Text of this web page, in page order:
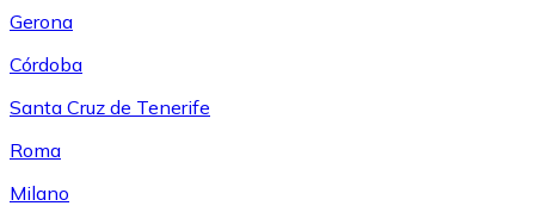
Gerona
Córdoba
Santa Cruz de Tenerife
Roma
Milano